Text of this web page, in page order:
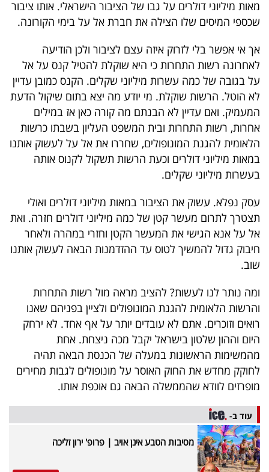
אחרינו:
מאות מיליוני דולרים על גבו של הציבור הישראלי. אותו ציבור
שכספי המיסים שלו הצילה את חברת אל על בימי הקורונה.
אך אי אפשר בלי לזרוק איזה עצם לציבור ולכן הודיעה
לאחרונה רשות התחרות כי היא שוקלת להטיל קנס על אל
על בגובה של כמה עשרות מיליוני שקלים. הקנס כמובן עדיין
לא הוטל. הרשות שוקלת. מי יודע מה יצא בתום שיקול הדעת
המעמיק. ואם עדיין לא הבנתם מה קורה כאן אז במילים
אחרות, רשות התחרות ובית המשפט העליון בשבתו כרשות
הלאומית להגנת המונופולים, שחררו את אל על לעשוק אותנו
במאות מיליוני דולרים וכעת הרשות תשקול לקנוס אותה
בעשרות מיליוני שקלים.
עסק נפלא. עשוק את הציבור במאות מיליוני דולרים ואולי
תצטרך לתרום מעשר קטן של כמה מיליוני דולרים חזרה. ואת
אל על אנא הגישי את המעשר הקטן וחזרי במהרה ולאחר
חיבוק גדול להמשיך לטוס עד ההזדמנות הבאה לעשוק אותנו
שוב.
ומה נותר לנו לעשות? להציב מראה מול רשות התחרות
והרשות הלאומית להגנת המונופולים ולציין בפניהם שאנו
רואים וזוכרים. אתם לא עובדים יותר על אף אחד. לא ירחק
היום וההון שלטון בישראל יקבל מכה ניצחת. אחת
מהמשימות הראשונות במעלה של הכנסת הבאה תהיה
לחוקק מחדש את החוק האוסר על מונופולים לגבות מחירים
מופרזים לוודא שהממשלה הבאה גם אוכפת אותו.
עוד ב-
מסיבות הטבע אינן אויב | פרופ' ירון זליכה